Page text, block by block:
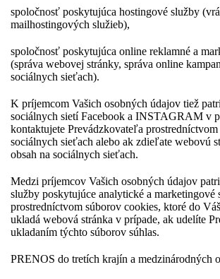
spoločnosť poskytujúca hostingové služby
mailhostingových služieb),
spoločnosť poskytujúca online reklamné a
(správa webovej stránky, správa online
sociálnych sieťach).
K príjemcom Vašich osobných údajov tiež
sociálnych sietí Facebook a INSTAGRAM v
kontaktujete Prevádzkovateľa prostredníctvom
sociálnych sieťach alebo ak zdieľate webovú
obsah na sociálnych sieťach.
Medzi príjemcov Vašich osobných údajov
služby poskytujúce analytické a marketingové
prostredníctvom súborov cookies, ktoré do
ukladá webová stránka v prípade, ak udelíte
ukladaním týchto súborov súhlas.
PRENOS do tretích krajín a medzinárodných